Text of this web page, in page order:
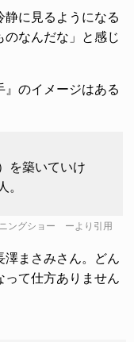
静に見るようになる
のなんだな」と感じ
』のイメージはある
を築いていけ
。
ングショー ーより引用
澤まさみさん。どん
って仕方ありません